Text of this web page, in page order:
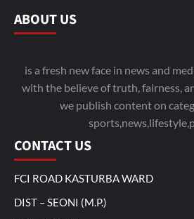
ABOUT US
is a fresh new face in news and
with the believe of truth, fairness,
we publish content on
CONTACT US
FCI ROAD KASTURBA WARD
DIST – SEONI (M.P.)